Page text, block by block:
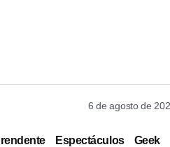
6 de agosto de
Espectáculos Geek